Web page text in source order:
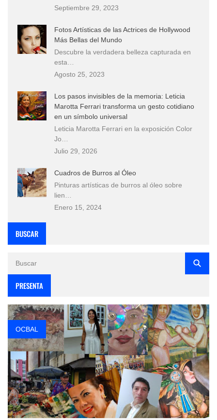
Septiembre 29, 2023
Fotos Artísticas de las Actrices de Hollywood
Más Bellas del Mundo
Descubre la verdadera belleza capturada en
esta…
Agosto 25, 2023
Los pasos invisibles de la memoria: Leticia
Marotta Ferrari transforma un gesto cotidiano
en un símbolo universal
Leticia Marotta Ferrari en la exposición Color
Jo…
Julio 29, 2026
Cuadros de Burros al Óleo
Pinturas artísticas de burros al óleo sobre
lien…
Enero 15, 2024
BUSCAR
PRESENTA
OCBAL